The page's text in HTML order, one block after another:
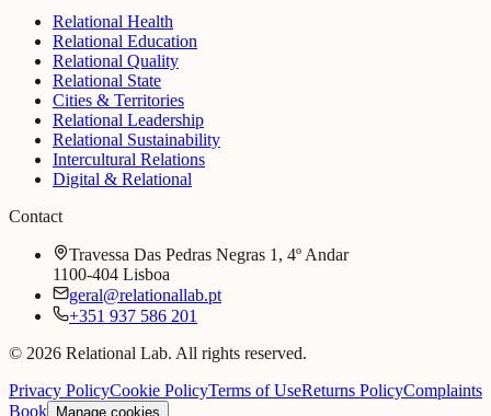
Relational Health
Relational Education
Relational Quality
Relational State
Cities & Territories
Relational Leadership
Relational Sustainability
Intercultural Relations
Digital & Relational
Contact
Travessa Das Pedras Negras 1, 4º Andar
1100-404 Lisboa
geral@relationallab.pt
+351 937 586 201
© 2026 Relational Lab. All rights reserved.
Privacy PolicyCookie PolicyTerms of UseReturns PolicyComplaints
Book
Manage cookies